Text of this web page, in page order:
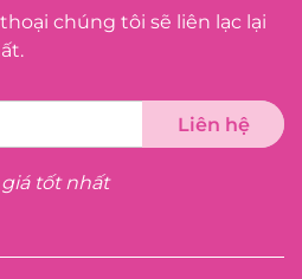
chúng tôi sẽ liên lạc lại
tốt nhất